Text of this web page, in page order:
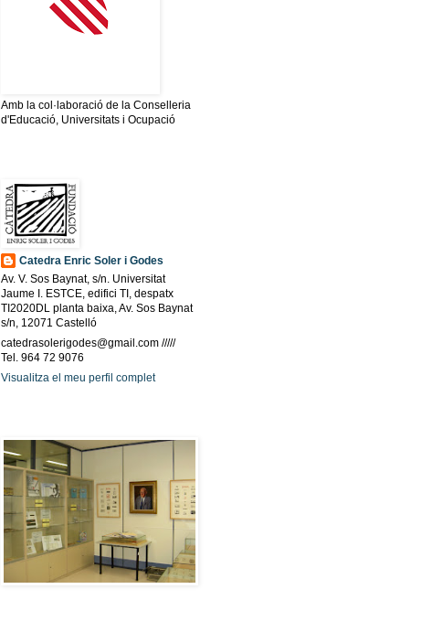
Amb la col·laboració de la Conselleria
d'Educació, Universitats i Ocupació
Catedra Enric Soler i Godes
Av. V. Sos Baynat, s/n. Universitat
Jaume I. ESTCE, edifici TI, despatx
TI2020DL planta baixa, Av. Sos Baynat
s/n, 12071 Castelló
catedrasolerigodes@gmail.com /////
Tel. 964 72 9076
Visualitza el meu perfil complet